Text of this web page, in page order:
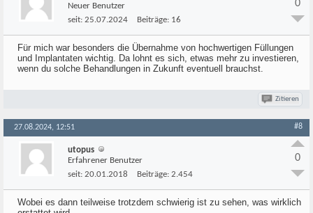
Neuer Benutzer
seit: 25.07.2024 Beiträge: 16
0
Für mich war besonders die Übernahme von hochwertigen Füllungen
und Implantaten wichtig. Da lohnt es sich, etwas mehr zu investieren,
wenn du solche Behandlungen in Zukunft eventuell brauchst.
Zitieren
27.08.2024, 12:51 #8
utopus
Erfahrener Benutzer
seit: 20.01.2018 Beiträge: 2.454
0
Wobei es dann teilweise trotzdem schwierig ist zu sehen, was wirklich